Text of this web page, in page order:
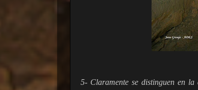
5- Claramente se distinguen en